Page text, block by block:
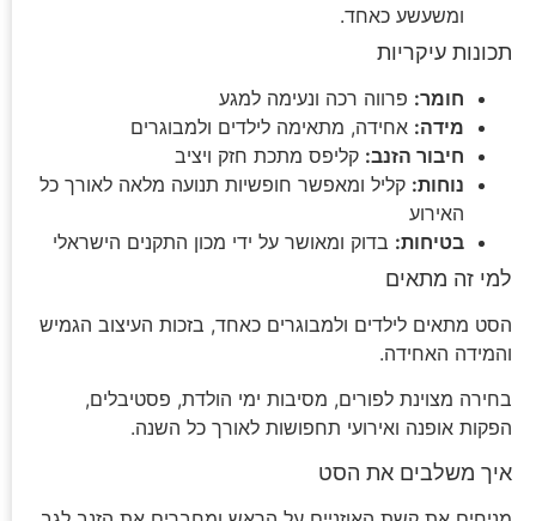
ומשעשע כאחד.
תכונות עיקריות
חומר: פרווה רכה ונעימה למגע
מידה: אחידה, מתאימה לילדים ולמבוגרים
חיבור הזנב: קליפס מתכת חזק ויציב
נוחות: קליל ומאפשר חופשיות תנועה מלאה לאורך כל
האירוע
בטיחות: בדוק ומאושר על ידי מכון התקנים הישראלי
למי זה מתאים
הסט מתאים לילדים ולמבוגרים כאחד, בזכות העיצוב הגמיש
והמידה האחידה.
בחירה מצוינת לפורים, מסיבות ימי הולדת, פסטיבלים,
הפקות אופנה ואירועי תחפושות לאורך כל השנה.
איך משלבים את הסט